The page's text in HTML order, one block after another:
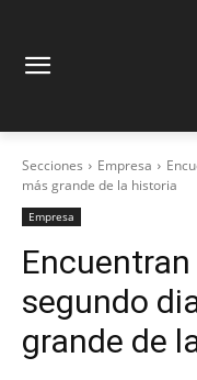
Secciones Empresa
más grande de la historia
Empresa
segundo
grande de